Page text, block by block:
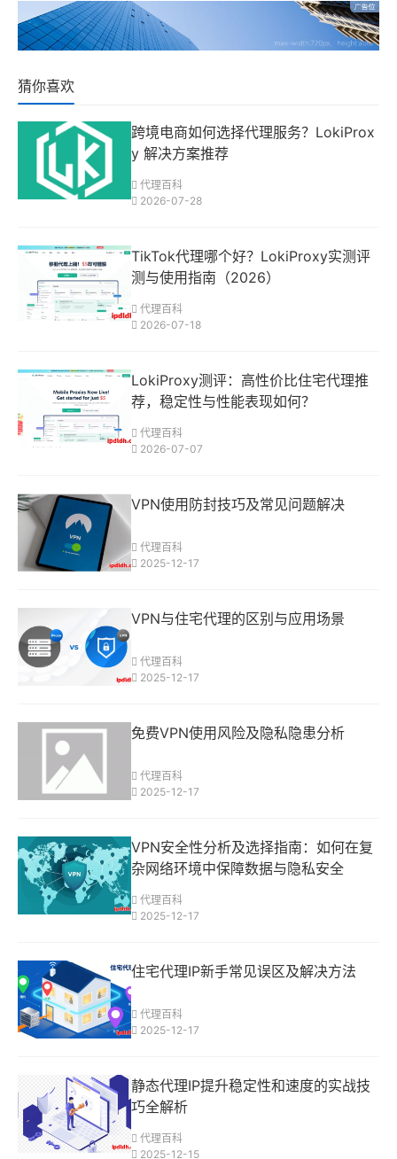
猜你喜欢
跨境电商如何选择代理服务？LokiProx
y 解决方案推荐
代理百科
2026-07-28
TikTok代理哪个好？LokiProxy实测评
测与使用指南（2026）
代理百科
2026-07-18
LokiProxy测评：高性价比住宅代理推
荐，稳定性与性能表现如何？
代理百科
2026-07-07
VPN使用防封技巧及常见问题解决
代理百科
2025-12-17
VPN与住宅代理的区别与应用场景
代理百科
2025-12-17
免费VPN使用风险及隐私隐患分析
代理百科
2025-12-17
VPN安全性分析及选择指南：如何在复
杂网络环境中保障数据与隐私安全
代理百科
2025-12-17
住宅代理IP新手常见误区及解决方法
代理百科
2025-12-17
静态代理IP提升稳定性和速度的实战技
巧全解析
代理百科
2025-12-15